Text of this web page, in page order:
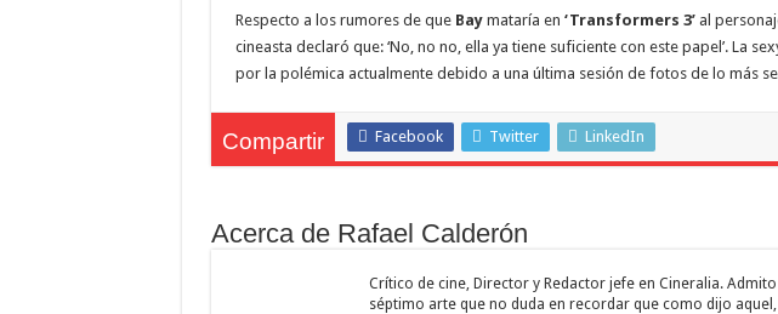
Respecto a los rumores de queBaymataría en ‘Transformers 3’al
cineasta declaró que: ‘No, no no, ella ya tiene suficiente con este papel’. La
por la polémica actualmente debido a una última sesión de fotos de lo más
Compartir Facebook Twitter LinkedIn
Acerca de Rafael Calderón
Crítico de cine, Director y Redactor jefe en Cineralia.
séptimo arte que no duda en recordar que como dijo